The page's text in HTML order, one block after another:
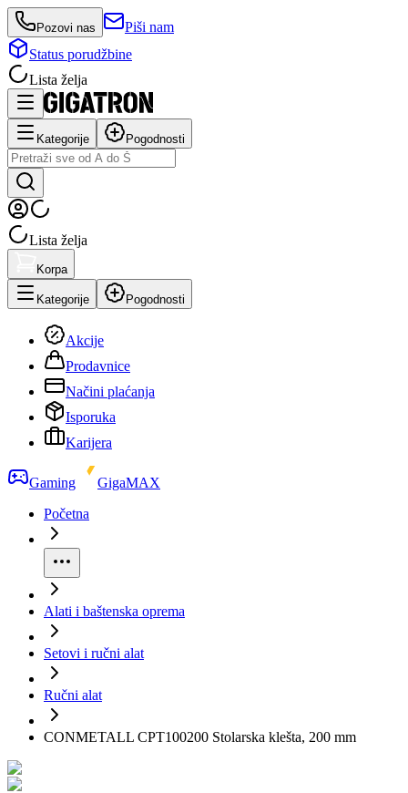
Pozovi nas
Piši nam
Status porudžbine
Lista želja
Kategorije Pogodnosti
Lista želja
Korpa
Kategorije Pogodnosti
Akcije
Prodavnice
Načini plaćanja
Isporuka
Karijera
Gaming
GigaMAX
Početna
Alati i baštenska oprema
Setovi i ručni alat
Ručni alat
CONMETALL CPT100200 Stolarska klešta, 200 mm